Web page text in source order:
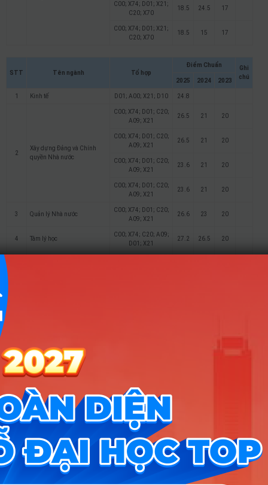
C00; X74; D01; X21;
C20; X70
18.5 24.5 17
C00; X74; D01; X21;
C20; X70
18.5 15 17
STT Tên ngành Tổ hợp
Điểm Chuẩn
Ghi
chú
2025 2024 2023
1 Kinh tế D01; A00; X21; D10 24.8
2
Xây dựng Đảng và Chính
quyền Nhà nước
C00; X74; D01; C20;
A09; X21
26.5 21 20
C00; X74; D01; C20;
A09; X21
26.5 21 20
C00; X74; D01; C20;
A09; X21
23.6 21 20
C00; X74; D01; C20;
A09; X21
23.6 21 20
3 Quản lý Nhà nước
C00; X74; D01; C20;
A09; X21
26.6 23 20
4 Tâm lý học
C00; X74; C20; A09;
D01; X21
27.2 26.5 20
8 Công tác Xã hội
Công tác Thanh thiếu niên
C00; X74; D01; X21;
C20; X70
C00; X74; D01; X21;
C20; X70
C00; X74; D01; X21;
C20; X70
22.8 20 20